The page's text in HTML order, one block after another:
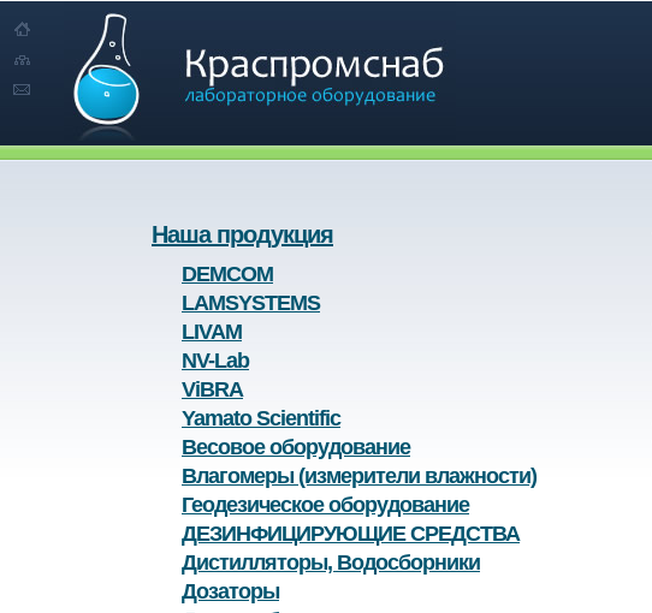
Наша продукция
DEMCOM
LAMSYSTEMS
LIVAM
NV-Lab
ViBRA
Yamato Scientific
Весовое оборудование
Влагомеры (измерители влажности)
Геодезическое оборудование
ДЕЗИНФИЦИРУЮЩИЕ СРЕДСТВА
Дистилляторы, Водосборники
Дозаторы